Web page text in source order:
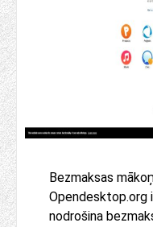
Bezmaksas
Opendesktop.org
nodrošina